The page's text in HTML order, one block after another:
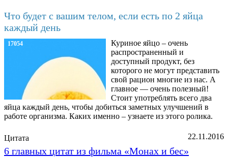
Что будет с вашим телом, если есть по 2 яйца
каждый день
17054
Куриное яйцо – очень
распространенный и
доступный продукт, без
которого не могут представить
свой рацион многие из нас. А
главное — очень полезный!
Стоит употреблять всего два
яйца каждый день, чтобы добиться заметных улучшений в
работе организма. Каких именно – узнаете из этого ролика.
22.11.2016
Цитата
6 главных цитат из фильма «Монах и бес»